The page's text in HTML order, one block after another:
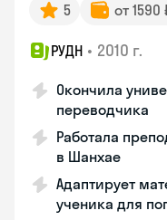
5 от
РУДН • 2010 г.
Окончила
переводчика
Работала
в Шанхае
Адаптирует
ученика для